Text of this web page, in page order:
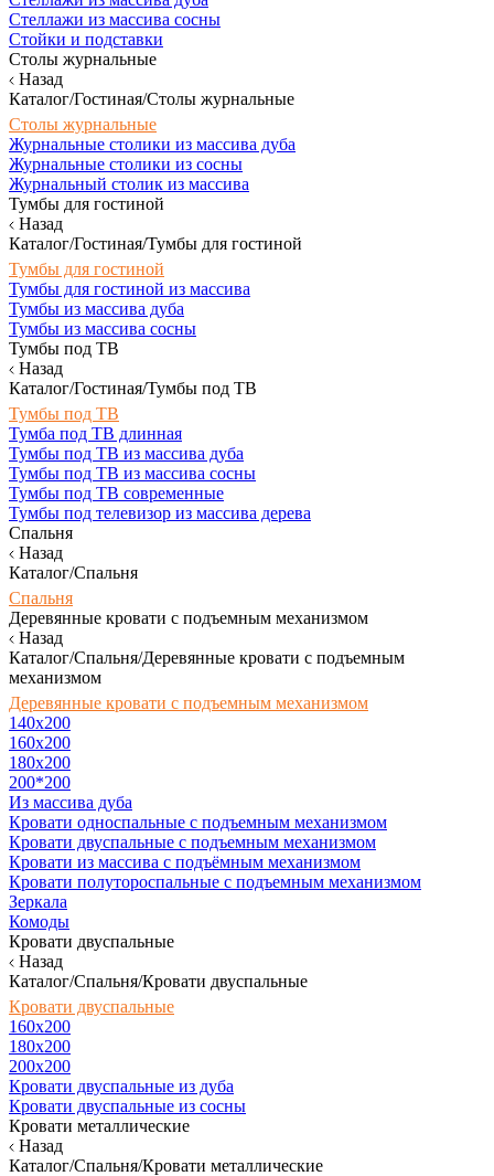
Стеллажи из массива сосны
Стойки и подставки
Столы журнальные
Назад
Каталог/Гостиная/Столы журнальные
Столы журнальные
Журнальные столики из массива дуба
Журнальные столики из сосны
Журнальный столик из массива
Тумбы для гостиной
Назад
Каталог/Гостиная/Тумбы для гостиной
Тумбы для гостиной
Тумбы для гостиной из массива
Тумбы из массива дуба
Тумбы из массива сосны
Тумбы под ТВ
Назад
Каталог/Гостиная/Тумбы под ТВ
Тумбы под ТВ
Тумба под ТВ длинная
Тумбы под ТВ из массива дуба
Тумбы под ТВ из массива сосны
Тумбы под ТВ современные
Тумбы под телевизор из массива дерева
Спальня
Назад
Каталог/Спальня
Спальня
Деревянные кровати с подъемным механизмом
Назад
Каталог/Спальня/Деревянные кровати с подъемным
механизмом
Деревянные кровати с подъемным механизмом
140x200
160х200
180х200
200*200
Из массива дуба
Кровати односпальные с подъемным механизмом
Кровати двуспальные с подъемным механизмом
Кровати из массива с подъёмным механизмом
Кровати полутороспальные с подъемным механизмом
Зеркала
Комоды
Кровати двуспальные
Назад
Каталог/Спальня/Кровати двуспальные
Кровати двуспальные
160х200
180x200
200x200
Кровати двуспальные из дуба
Кровати двуспальные из сосны
Кровати металлические
Назад
Каталог/Спальня/Кровати металлические